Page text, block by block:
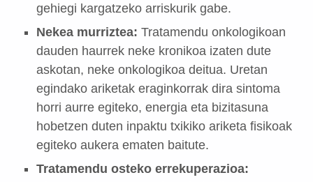
gehiegi kargatzeko arriskurik gabe.
Nekea murriztea: Tratamendu onkologikoan
dauden haurrek neke kronikoa izaten dute
askotan, neke onkologikoa deitua. Uretan
egindako ariketak eraginkorrak dira sintoma
horri aurre egiteko, energia eta bizitasuna
hobetzen duten inpaktu txikiko ariketa fisikoak
egiteko aukera ematen baitute.
Tratamendu osteko errekuperazioa: